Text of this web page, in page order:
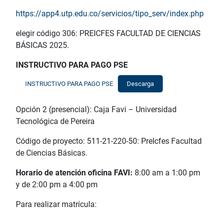
https://app4.utp.edu.co/servicios/tipo_serv/index.php
elegir código 306: PREICFES FACULTAD DE CIENCIAS
BÁSICAS 2025.
INSTRUCTIVO PARA PAGO PSE
INSTRUCTIVO PARA PAGO PSE Descarga
Opción 2 (presencial): Caja Favi – Universidad
Tecnológica de Pereira
Código de proyecto: 511-21-220-50: PreIcfes Facultad
de Ciencias Básicas.
Horario de atención oficina FAVI: 8:00 am a 1:00 pm
y de 2:00 pm a 4:00 pm
Para realizar matrícula: